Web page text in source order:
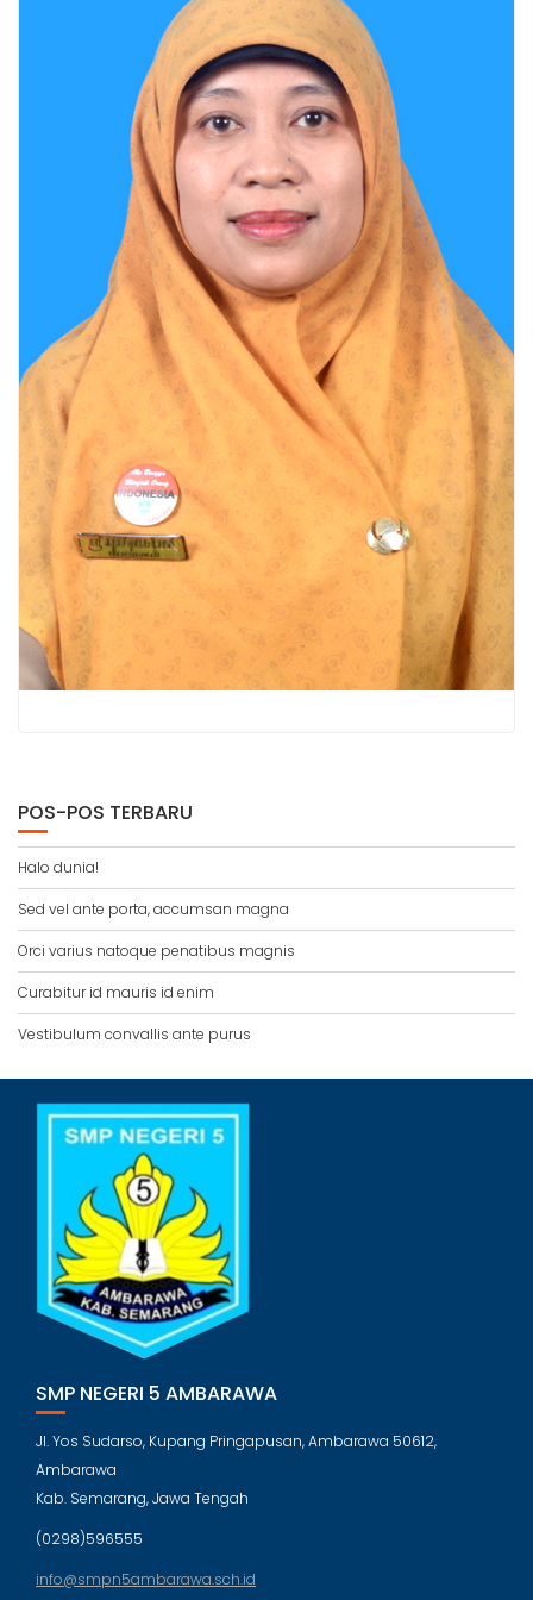
POS-POS TERBARU
Halo dunia!
Sed vel ante porta, accumsan magna
Orci varius natoque penatibus magnis
Curabitur id mauris id enim
Vestibulum convallis ante purus
SMP NEGERI 5 AMBARAWA
Jl. Yos Sudarso, Kupang Pringapusan, Ambarawa 50612,
Ambarawa
Kab. Semarang, Jawa Tengah
(0298)596555
info@smpn5ambarawa.sch.id